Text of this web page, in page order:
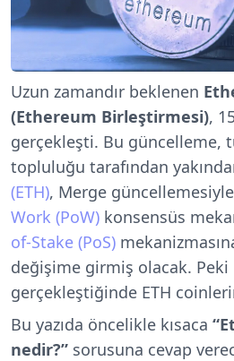
Uzun zamandır beklenen
(Ethereum Birleştirmesi),
gerçekleşti. Bu güncelleme,
topluluğu tarafından
(ETH), Merge
Work (PoW) konsensüs
of-Stake (PoS)
değişime girmiş olacak. Peki
gerçekleştiğinde ETH
Bu yazıda öncelikle kısaca
nedir?” sorusuna cevap